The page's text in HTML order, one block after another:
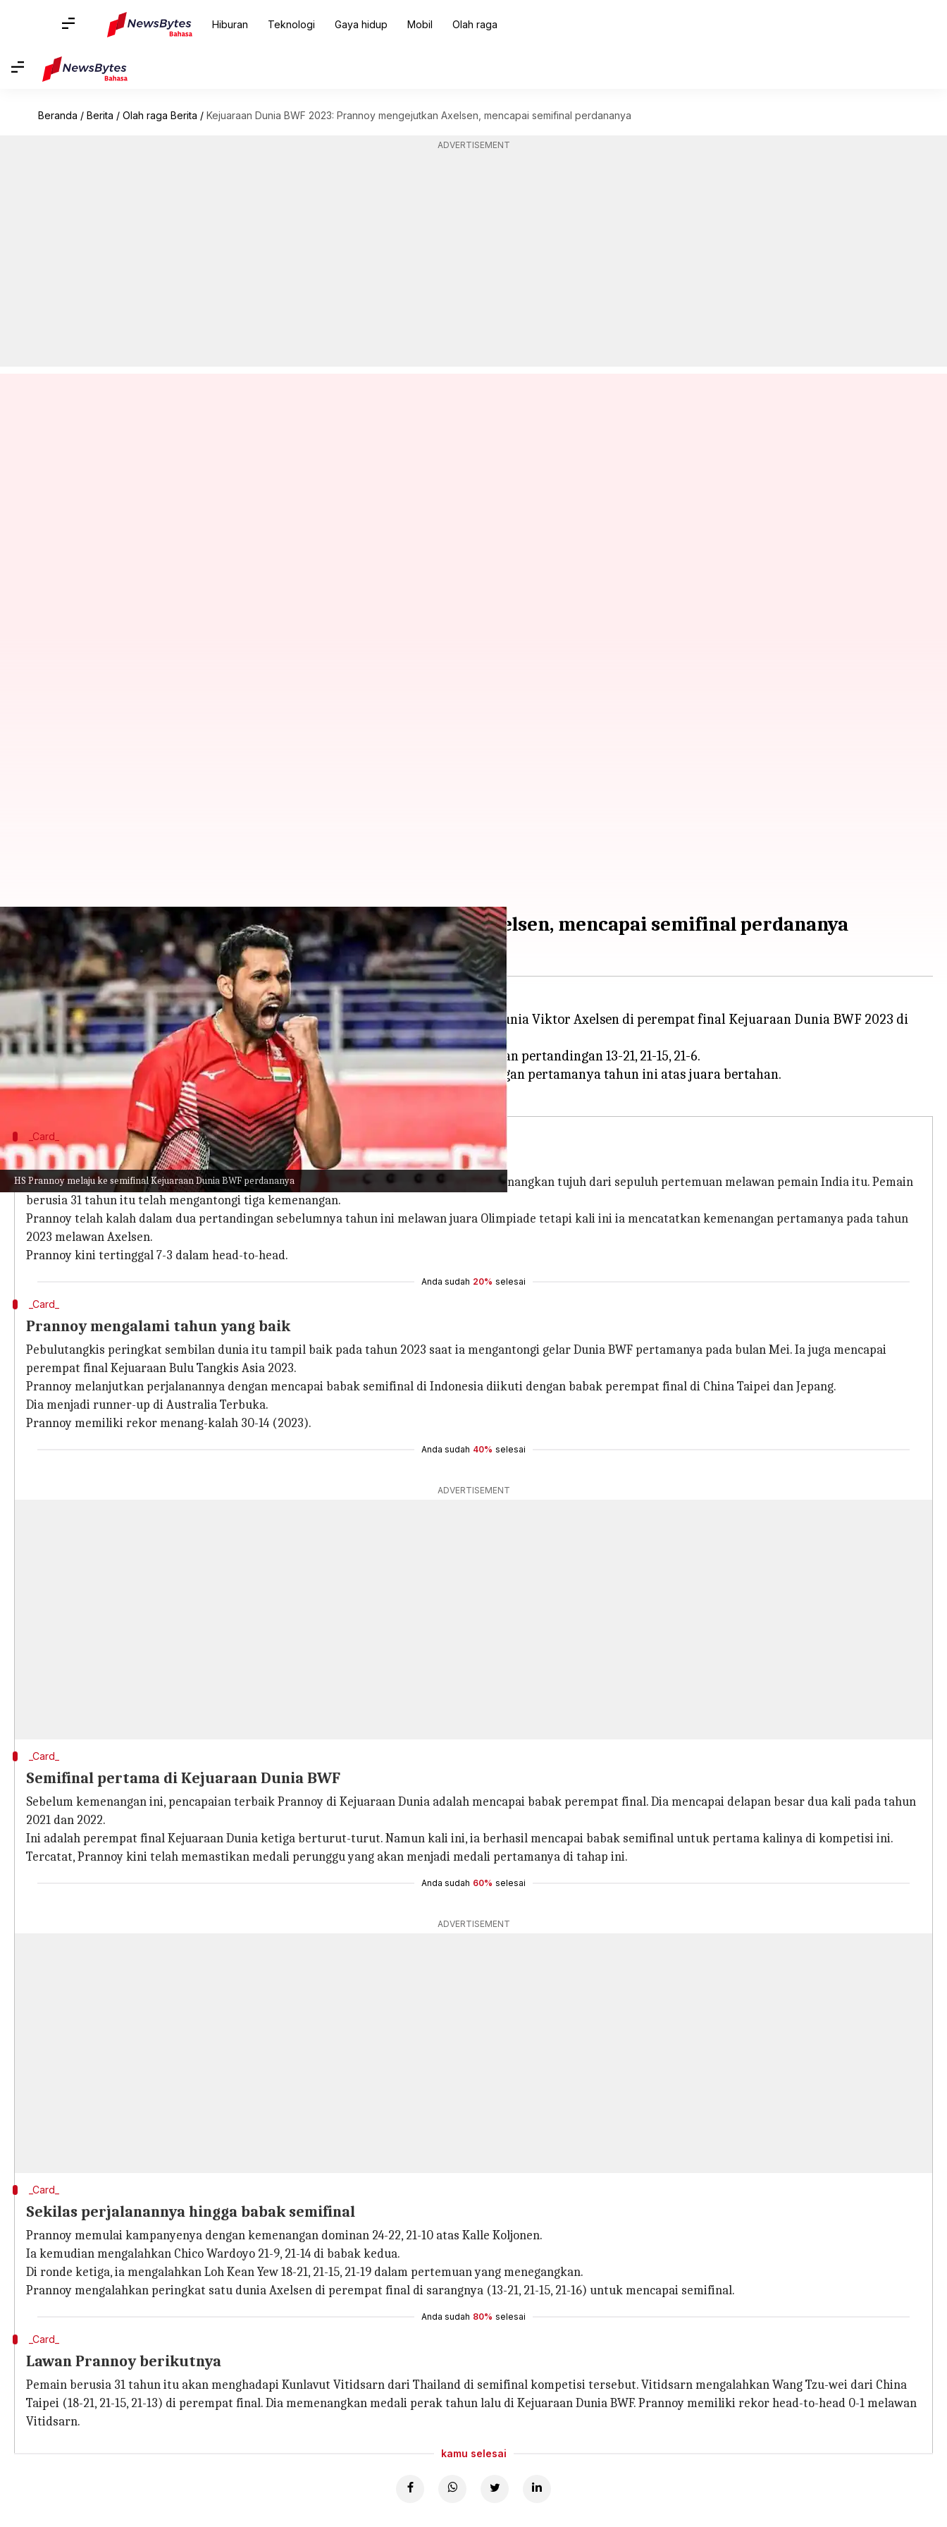
Hiburan Teknologi Gaya hidup Mobil Olah raga
Beranda / Berita / Olah raga Berita / Kejuaraan Dunia BWF 2023: Prannoy mengejutkan Axelsen, mencapai semifinal perdananya
ADVERTISEMENT
HS Prannoy melaju ke semifinal Kejuaraan Dunia BWF perdananya
Kejuaraan Dunia BWF 2023: Prannoy mengejutkan Axelsen, mencapai semifinal perdananya
menulis Aug 28, 2023 12:15 pm
Apa ceritanya
Pebulutangkis bintang India HS Prannoy telah mengalahkan pemain nomor satu dunia Viktor Axelsen di perempat final Kejuaraan Dunia BWF 2023 di
Kopenhagen pada hari Jumat.
Pebulutangkis berusia 31 tahun itu bangkit dari ketertinggalan untuk memenangkan pertandingan 13-21, 21-15, 21-6.
Tercatat, ini adalah penampilan terbaiknya di Kejuaraan Dunia dan juga kemenangan pertamanya tahun ini atas juara bertahan.
_Card_
Pertemuan BWF: Axelsen 7-3 Prannoy
Axelsen lebih unggul atas Prannoy di ajang BWF. Pebulutangkis Denmark ini telah memenangkan tujuh dari sepuluh pertemuan melawan pemain India itu. Pemain
berusia 31 tahun itu telah mengantongi tiga kemenangan.
Prannoy telah kalah dalam dua pertandingan sebelumnya tahun ini melawan juara Olimpiade tetapi kali ini ia mencatatkan kemenangan pertamanya pada tahun
2023 melawan Axelsen.
Prannoy kini tertinggal 7-3 dalam head-to-head.
Anda sudah 20% selesai
_Card_
Prannoy mengalami tahun yang baik
Pebulutangkis peringkat sembilan dunia itu tampil baik pada tahun 2023 saat ia mengantongi gelar Dunia BWF pertamanya pada bulan Mei. Ia juga mencapai
perempat final Kejuaraan Bulu Tangkis Asia 2023.
Prannoy melanjutkan perjalanannya dengan mencapai babak semifinal di Indonesia diikuti dengan babak perempat final di China Taipei dan Jepang.
Dia menjadi runner-up di Australia Terbuka.
Prannoy memiliki rekor menang-kalah 30-14 (2023).
Anda sudah 40% selesai
ADVERTISEMENT
_Card_
Semifinal pertama di Kejuaraan Dunia BWF
Sebelum kemenangan ini, pencapaian terbaik Prannoy di Kejuaraan Dunia adalah mencapai babak perempat final. Dia mencapai delapan besar dua kali pada tahun
2021 dan 2022.
Ini adalah perempat final Kejuaraan Dunia ketiga berturut-turut. Namun kali ini, ia berhasil mencapai babak semifinal untuk pertama kalinya di kompetisi ini.
Tercatat, Prannoy kini telah memastikan medali perunggu yang akan menjadi medali pertamanya di tahap ini.
Anda sudah 60% selesai
ADVERTISEMENT
_Card_
Sekilas perjalanannya hingga babak semifinal
Prannoy memulai kampanyenya dengan kemenangan dominan 24-22, 21-10 atas Kalle Koljonen.
Ia kemudian mengalahkan Chico Wardoyo 21-9, 21-14 di babak kedua.
Di ronde ketiga, ia mengalahkan Loh Kean Yew 18-21, 21-15, 21-19 dalam pertemuan yang menegangkan.
Prannoy mengalahkan peringkat satu dunia Axelsen di perempat final di sarangnya (13-21, 21-15, 21-16) untuk mencapai semifinal.
Anda sudah 80% selesai
_Card_
Lawan Prannoy berikutnya
Pemain berusia 31 tahun itu akan menghadapi Kunlavut Vitidsarn dari Thailand di semifinal kompetisi tersebut. Vitidsarn mengalahkan Wang Tzu-wei dari China
Taipei (18-21, 21-15, 21-13) di perempat final. Dia memenangkan medali perak tahun lalu di Kejuaraan Dunia BWF. Prannoy memiliki rekor head-to-head 0-1 melawan
Vitidsarn.
kamu selesai